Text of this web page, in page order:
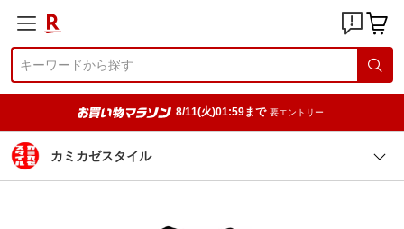
8/11(火)01:59まで 要エントリー
カミカゼスタイル